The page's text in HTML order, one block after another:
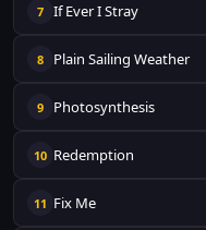
7 If Ever I Stray
8 Plain Sailing Weather
9 Photosynthesis
10 Redemption
11 Fix Me